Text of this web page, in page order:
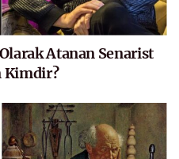
Atanan Senarist
Kimdir?